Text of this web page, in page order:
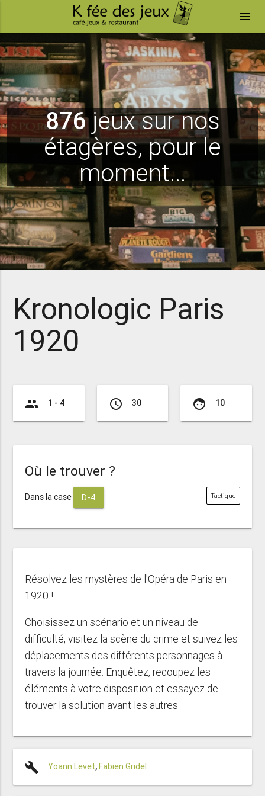
menu
876jeux sur nos
étagères, pour le
moment...
Kronologic Paris
1920
group 1 - 4 access_time 30 face 10
Où le trouver ?
Dans la case D-4 Tactique
Résolvez les mystères de l'Opéra de Paris en
1920 !
Choisissez un scénario et un niveau de
difficulté, visitez la scène du crime et suivez les
déplacements des différents personnages à
travers la journée. Enquêtez, recoupez les
éléments à votre disposition et essayez de
trouver la solution avant les autres.
build Yoann Levet,Fabien Gridel